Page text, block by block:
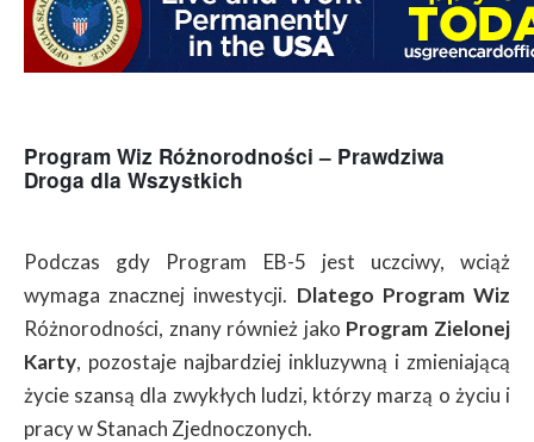
Program Wiz Różnorodności – Prawdziwa
Droga dla Wszystkich
Podczas gdy Program EB-5 jest uczciwy, wciąż
wymaga znacznej inwestycji. Dlatego Program Wiz
Różnorodności, znany również jako Program Zielonej
Karty, pozostaje najbardziej inkluzywną i zmieniającą
życie szansą dla zwykłych ludzi, którzy marzą o życiu i
pracy w Stanach Zjednoczonych.